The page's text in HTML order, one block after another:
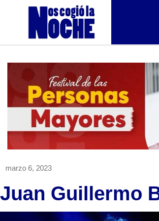
marzo 6, 2023
Juan Guillermo